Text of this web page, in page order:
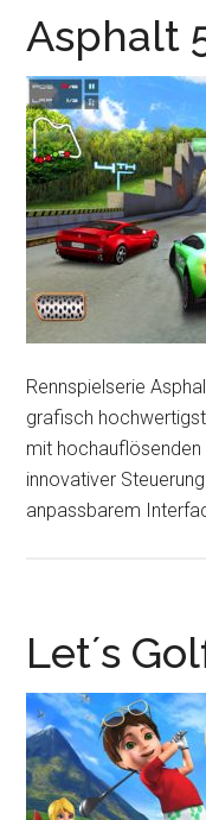
Asphalt
Rennspielserie
grafisch
mit hochauflösenden
innovativer
anpassbarem
Let´s